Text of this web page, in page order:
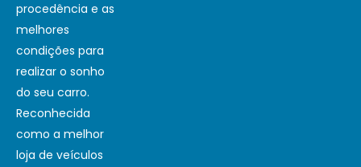
procedência e as
melhores
condições para
realizar o sonho
do seu carro.
Reconhecida
como a melhor
loja de veículos